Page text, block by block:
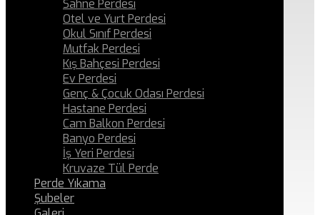
Sahne Perdesi
Otel ve Yurt Perdesi
Okul Sınıf Perdesi
Mutfak Perdesi
Kış Bahçesi Perdesi
Ev Perdesi
Genç & Çocuk Odası Perdesi
Hastane Perdesi
Cam Balkon Perdesi
Banyo Perdesi
İş Yeri Perdesi
Kruvaze Tül Perde
Perde Yıkama
Şubeler